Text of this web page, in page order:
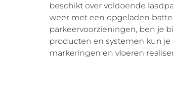
beschikt over voldoende
weer met een opgeladen
parkeervoorzieningen, ben je
producten en systemen kun je
markeringen en vloeren